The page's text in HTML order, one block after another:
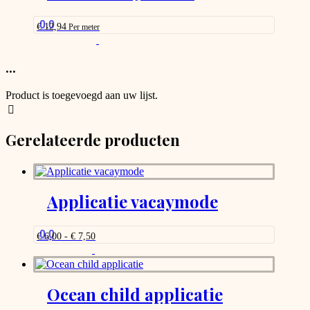
0.0
€12,94 Per meter
on
product
page
...
Product is toegevoegd aan uw lijst.
Gerelateerde producten
Applicatie vacaymode
0.0
€6,00 - € 7,50Prijsklasse:
tot
€ 7,50
product
heeft
meerdere
variaties.
Ocean child applicatie